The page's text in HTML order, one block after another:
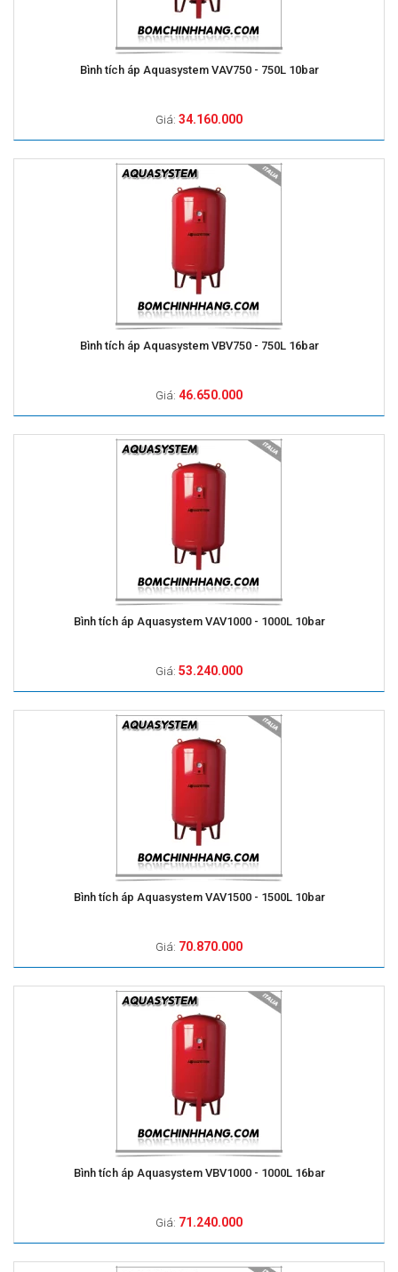
Bình tích áp Aquasystem VAV750 - 750L 10bar
Giá: 34.160.000
Bình tích áp Aquasystem VBV750 - 750L 16bar
Giá: 46.650.000
Bình tích áp Aquasystem VAV1000 - 1000L 10bar
Giá: 53.240.000
Bình tích áp Aquasystem VAV1500 - 1500L 10bar
Giá: 70.870.000
Bình tích áp Aquasystem VBV1000 - 1000L 16bar
Giá: 71.240.000